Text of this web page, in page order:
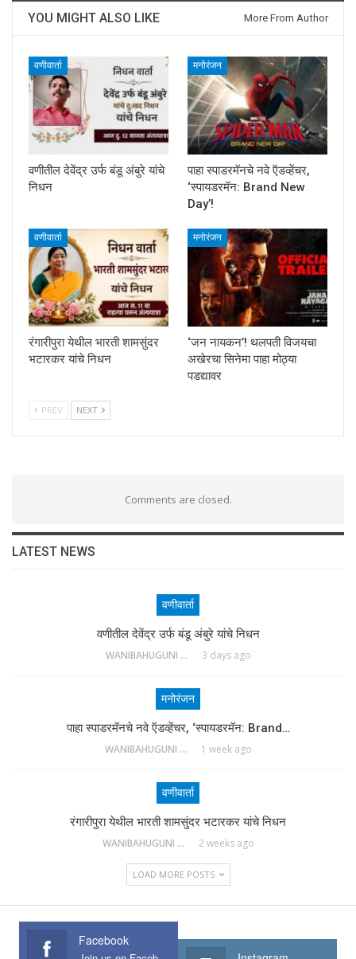
YOU MIGHT ALSO LIKE More From Author
वणीवार्ता
वणीतील देवेंद्र उर्फ बंडू अंबुरे यांचे
निधन
मनोरंजन
पाहा स्पाडरमॅनचे नवे ऍडव्हेंचर,
‘स्पायडरमॅन: Brand New
Day’!
वणीवार्ता
रंगारीपुरा येथील भारती शामसुंदर
भटारकर यांचे निधन
मनोरंजन
‘जन नायकन’! थलपती विजयचा
अखेरचा सिनेमा पाहा मोठ्या
पडद्यावर
PREV NEXT
Comments are closed.
LATEST NEWS
वणीवार्ता
वणीतील देवेंद्र उर्फ बंडू अंबुरे यांचे निधन
WANIBAHUGUNI DESK 3 days ago
मनोरंजन
पाहा स्पाडरमॅनचे नवे ऍडव्हेंचर, ‘स्पायडरमॅन: Brand…
WANIBAHUGUNI DESK 1 week ago
वणीवार्ता
रंगारीपुरा येथील भारती शामसुंदर भटारकर यांचे निधन
WANIBAHUGUNI DESK 2 weeks ago
LOAD MORE POSTS
Facebook